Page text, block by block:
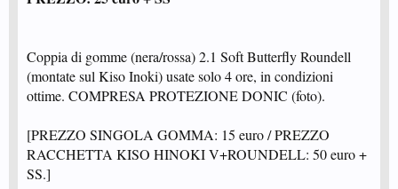
Coppia di gomme (nera/rossa) 2.1 Soft Butterfly Roundell
(montate sul Kiso Inoki) usate solo 4 ore, in condizioni
ottime. COMPRESA PROTEZIONE DONIC (foto).
[PREZZO SINGOLA GOMMA: 15 euro / PREZZO
RACCHETTA KISO HINOKI V+ROUNDELL: 50 euro +
SS.]